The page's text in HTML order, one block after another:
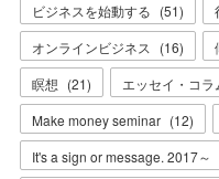
ビジネスを始動する (51)
オンラインビジネス
(16)
瞑想 (21) エッセイ・コラ
Make money seminar (12)
It's a sign or message. 2017～